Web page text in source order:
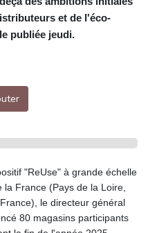
et de l'éco-
publiée jeudi.
"ReUse" à grande échelle
France (Pays de la Loire,
le directeur général
80 magasins participants